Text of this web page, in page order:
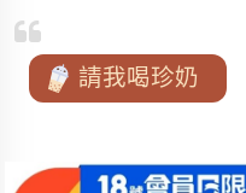
請我喝珍奶